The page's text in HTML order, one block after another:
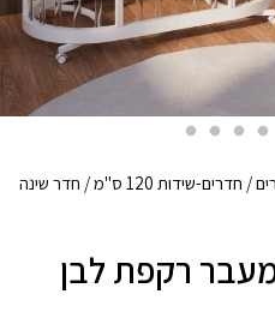
/ חדרים-שידות 120 ס"מ
/ חדר שינה
רקפת לבן